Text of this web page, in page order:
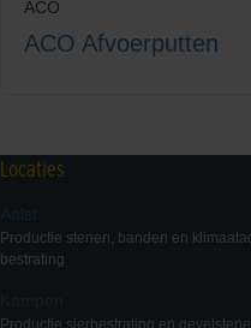
ACO
ACO Afvoerputten
Locaties
Aalst
Productie stenen, banden en
bestrating
Kampen
Productie sierbestrating en